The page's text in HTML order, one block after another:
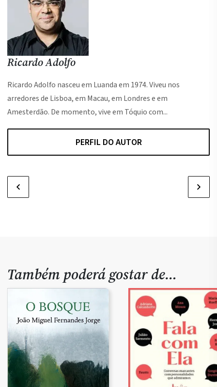
Ricardo Adolfo
Ricardo Adolfo nasceu em Luanda em 1974. Viveu nos
arredores de Lisboa, em Macau, em Londres e em
Amesterdão. De momento, vive em Tóquio com...
PERFIL DO AUTOR
Também poderá gostar de…